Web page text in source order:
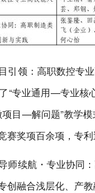
引领：高职数控专
“专业通用—专业
目—解问题”教学
奖项百余项，专
师续航・专业协同
创融合浅层化、产